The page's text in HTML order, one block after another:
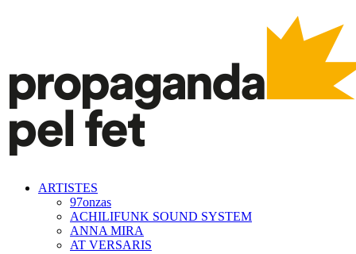
ARTISTES
97onzas
ACHILIFUNK SOUND SYSTEM
ANNA MIRA
AT VERSARIS